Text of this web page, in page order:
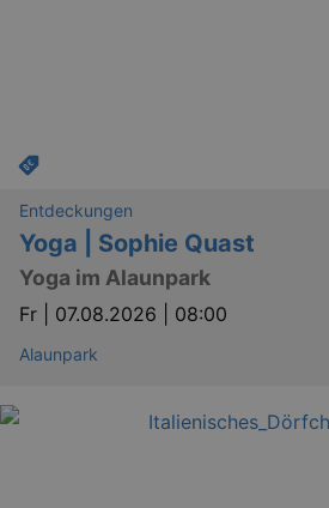
Entdeckungen
Yoga | Sophie Quast
Yoga im Alaunpark
Fr | 07.08.2026 | 08:00
Alaunpark